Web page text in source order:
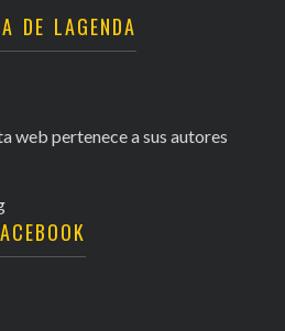
DE LAGENDA
web pertenece a sus autores